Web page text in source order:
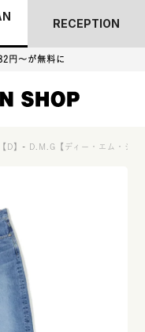
RECEPTION
円～が無料に
【D】 D.M.G【ディー・エム・ジー